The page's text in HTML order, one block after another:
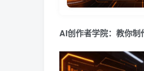
AI创作者学院：教你制